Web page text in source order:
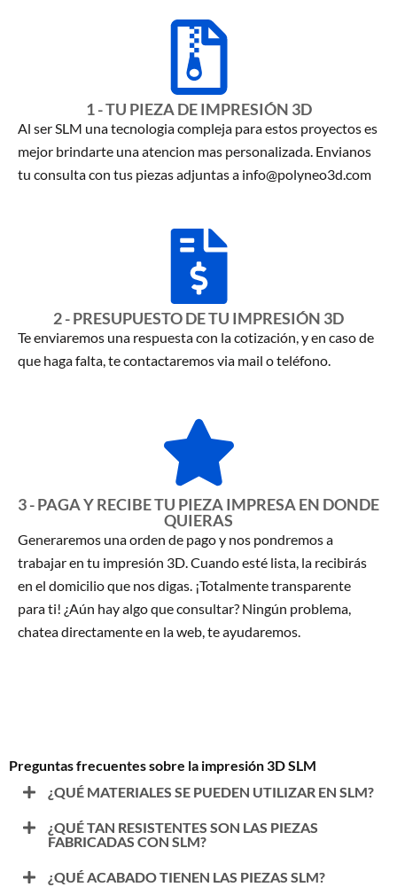
1 - TU PIEZA DE IMPRESIÓN 3D
Al ser SLM una tecnologia compleja para estos proyectos es
mejor brindarte una atencion mas personalizada. Envianos
tu consulta con tus piezas adjuntas a info@polyneo3d.com
2 - PRESUPUESTO DE TU IMPRESIÓN 3D
Te enviaremos una respuesta con la cotización, y en caso de
que haga falta, te contactaremos via mail o teléfono.
3 - PAGA Y RECIBE TU PIEZA IMPRESA EN DONDE
QUIERAS
Generaremos una orden de pago y nos pondremos a
trabajar en tu impresión 3D. Cuando esté lista, la recibirás
en el domicilio que nos digas. ¡Totalmente transparente
para ti! ¿Aún hay algo que consultar? Ningún problema,
chatea directamente en la web, te ayudaremos.
Preguntas frecuentes sobre la impresión 3D SLM
¿QUÉ MATERIALES SE PUEDEN UTILIZAR EN SLM?
¿QUÉ TAN RESISTENTES SON LAS PIEZAS
FABRICADAS CON SLM?
¿QUÉ ACABADO TIENEN LAS PIEZAS SLM?